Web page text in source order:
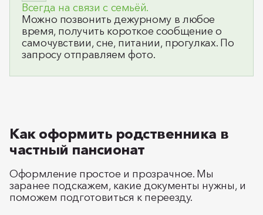
Всегда на связи с семьёй.
Можно позвонить дежурному в любое
время, получить короткое сообщение о
самочувствии, сне, питании, прогулках. По
запросу отправляем фото.
Как оформить родственника в
частный пансионат
Оформление простое и прозрачное. Мы
заранее подскажем, какие документы нужны, и
поможем подготовиться к переезду.